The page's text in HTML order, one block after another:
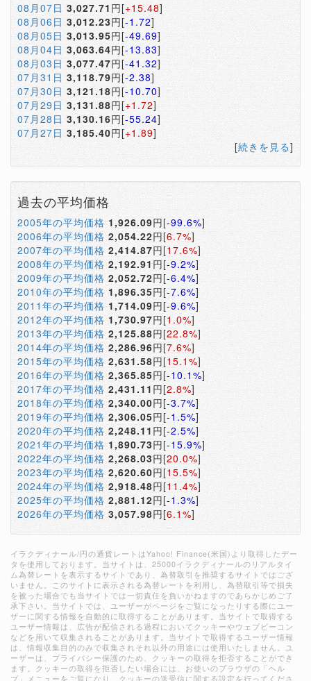
08月07日 3,027.71 円[+15.48]
08月06日 3,012.23円[-1.72]
08月05日 3,013.95円[-49.69]
08月04日 3,063.64円[-13.83]
08月03日 3,077.47円[-41.32]
07月31日 3,118.79円[-2.38]
07月30日 3,121.18円[-10.70]
07月29日 3,131.88円[+1.72]
07月28日 3,130.16円[-55.24]
07月27日 3,185.40円[+1.89]
[続きを見る]
過去の平均価格
2005年の平均価格 1,926.09円[-99.6%]
2006年の平均価格 2,054.22円[6.7%]
2007年の平均価格 2,414.87円[17.6%]
2008年の平均価格 2,192.91 円[-9.2%]
2009年の平均価格 2,052.72円[-6.4%]
2010年の平均価格 1,896.35円[-7.6%]
2011年の平均価格 1,714.09円[-9.6%]
2012年の平均価格 1,730.97円[1.0%]
2013年の平均価格 2,125.88円[22.8%]
2014年の平均価格 2,286.96円[7.6%]
2015年の平均価格 2,631.58円[15.1%]
2016年の平均価格 2,365.85円[-10.1%]
2017年の平均価格 2,431.11 円[2.8%]
2018年の平均価格 2,340.00円[-3.7%]
2019年の平均価格 2,306.05円[-1.5%]
2020年の平均価格 2,248.11 円[-2.5%]
2021年の平均価格 1,890.73円[-15.9%]
2022年の平均価格 2,268.03円[20.0%]
2023年の平均価格 2,620.60円[15.5%]
2024年の平均価格 2,918.48円[11.4%]
2025年の平均価格 2,881.12円[-1.3%]
2026年の平均価格 3,057.98円[6.1%]
イラクディナール/円の通貨レートはYahoo! Finance(米国)より取得したデー
タを使用しております。当サイトは、25000イラクディナールのリアルタイ
ム為替レートを表示するサイトであり、為替取引を推奨するサイトではござ
いません。このサイトに表示される為替レートを利用し、為替取引等で損失
を被った場合でも当サイトでは一切責任を負いかねますのであらかじめご了
承下さい。当サイトでは、ユーザーがページをご覧になったりする際にユー
ザーに関する情報を自動的に取得することがあります。当サイトで取得する
ユーザー情報は、広告が配信される過程においてクッキーやウェブビーコン
などを用いて収集されることがあります。当サイトで取得するユーザー情報
は、情報収集目的のみで収集されそれ以外の用途には使用いたしません。ユ
ーザーは、プライバシー保護のため、クッキーの取得を拒否することができ
ます。クッキーの取得を拒否したい場合には、お使いのブラウザの「ヘル
プ」メニューをご覧になり、クッキーの送受信に関する設定を行ってくださ